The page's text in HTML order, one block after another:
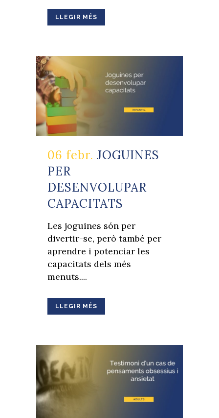
LLEGIR MÉS
06 febr. JOGUINES
PER
DESENVOLUPAR
CAPACITATS
Les joguines són per
divertir-se, però també per
aprendre i potenciar les
capacitats dels més
menuts....
LLEGIR MÉS